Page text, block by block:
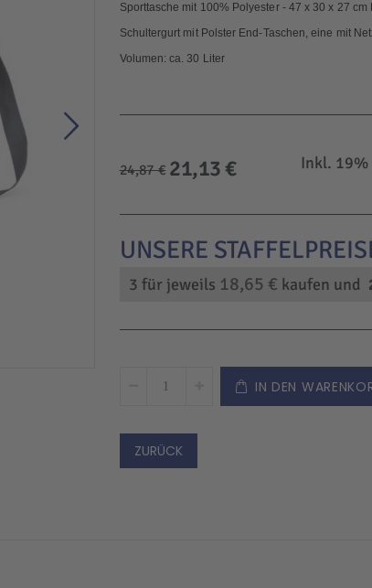
Sporttasche mit 100% Polyester - 47 x 30 x 27
Schultergurt mit Polster End-Taschen, eine mit
Volumen: ca. 30 Liter
24,87 €
Sonderangebot
21,13 € Inkl. 19%
3 für jeweils 18,65 € kaufen und
IN DEN
ZURÜCK